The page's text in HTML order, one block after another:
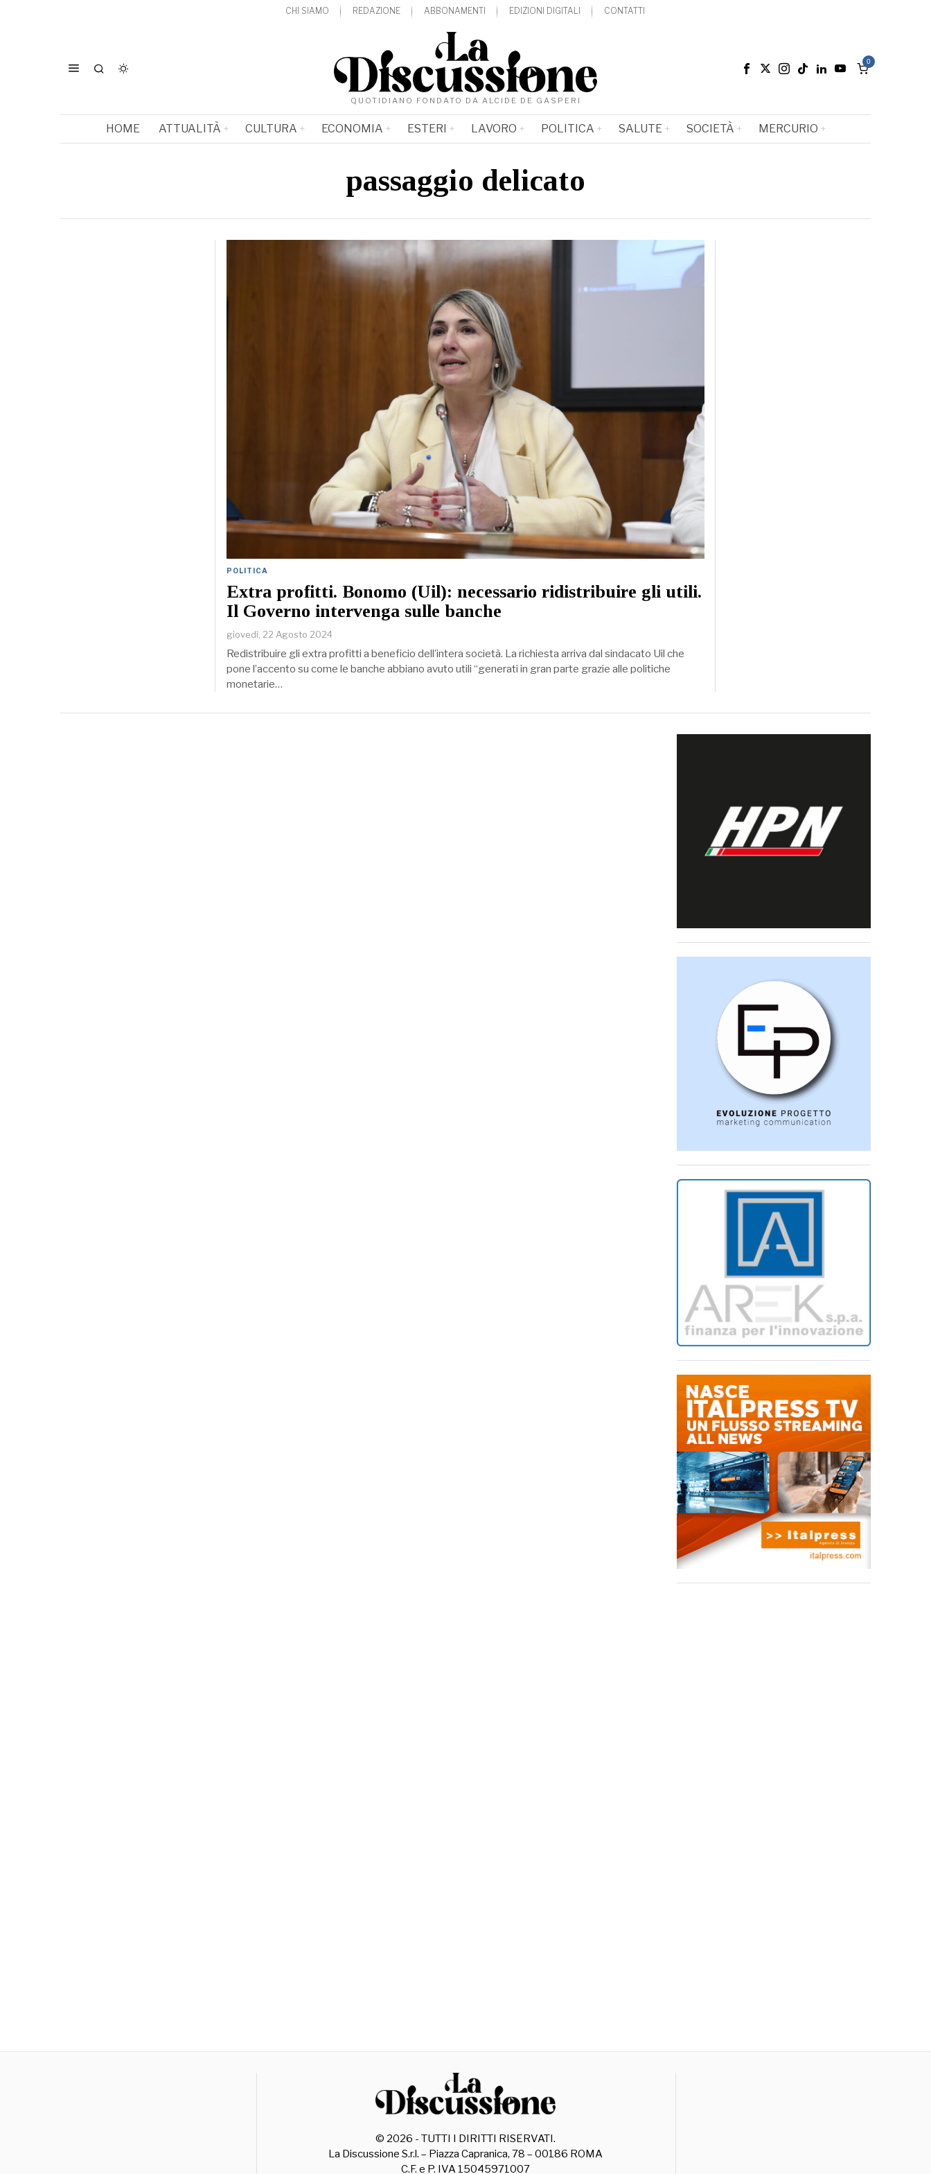
CHI SIAMO REDAZIONE ABBONAMENTI EDIZIONI DIGITALI CONTATTI
QUOTIDIANO FONDATO DA ALCIDE DE GASPERI
0
HOME ATTUALITÀ CULTURA ECONOMIA ESTERI LAVORO POLITICA SALUTE SOCIETÀ MERCURIO
passaggio delicato
POLITICA
Extra profitti. Bonomo (Uil): necessario ridistribuire gli utili.
Il Governo intervenga sulle banche
giovedì, 22 Agosto 2024
Redistribuire gli extra profitti a beneficio dell’intera società. La richiesta arriva dal sindacato Uil che
pone l’accento su come le banche abbiano avuto utili “generati in gran parte grazie alle politiche
monetarie…
© 2026 - TUTTI I DIRITTI RISERVATI.
La Discussione S.r.l. – Piazza Capranica, 78 – 00186 ROMA
C.F. e P. IVA 15045971007